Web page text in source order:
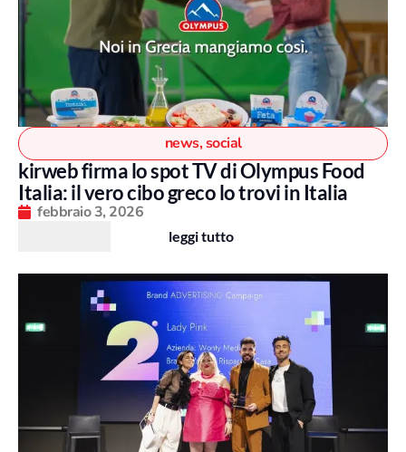
news,social
kirweb firma lo spot TV di Olympus Food
Italia: il vero cibo greco lo trovi in Italia
febbraio 3, 2026
leggi tutto